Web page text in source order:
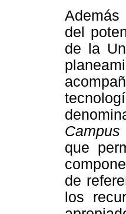
del
de la
que
de
los